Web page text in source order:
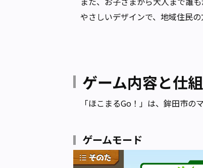
やさしいデザインで、地域住民
ゲーム内容と仕
「ほこまるGo！」は、鉾田市の
ゲームモード